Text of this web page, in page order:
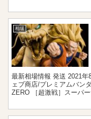
相場
最新相場情報 発送 2021年
ェブ商店/プレミアムバン
ZERO ［超激戦］スーパ